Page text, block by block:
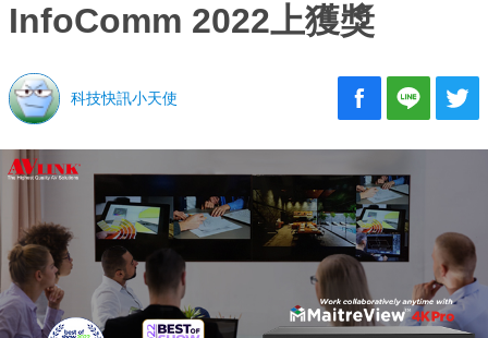
InfoComm 2022上獲獎
科技快訊小天使